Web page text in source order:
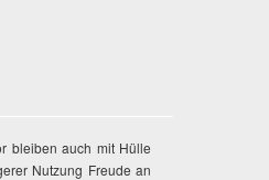
bleiben auch mit Hülle
Nutzung Freude an